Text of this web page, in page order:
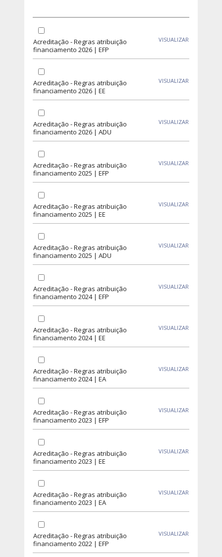
Acreditação - Regras atribuição
financiamento 2026 | EFP
VISUALIZAR
Acreditação - Regras atribuição
financiamento 2026 | EE
VISUALIZAR
Acreditação - Regras atribuição
financiamento 2026 | ADU
VISUALIZAR
Acreditação - Regras atribuição
financiamento 2025 | EFP
VISUALIZAR
Acreditação - Regras atribuição
financiamento 2025 | EE
VISUALIZAR
Acreditação - Regras atribuição
financiamento 2025 | ADU
VISUALIZAR
Acreditação - Regras atribuição
financiamento 2024 | EFP
VISUALIZAR
Acreditação - Regras atribuição
financiamento 2024 | EE
VISUALIZAR
Acreditação - Regras atribuição
financiamento 2024 | EA
VISUALIZAR
Acreditação - Regras atribuição
financiamento 2023 | EFP
VISUALIZAR
Acreditação - Regras atribuição
financiamento 2023 | EE
VISUALIZAR
Acreditação - Regras atribuição
financiamento 2023 | EA
VISUALIZAR
Acreditação - Regras atribuição
financiamento 2022 | EFP
VISUALIZAR